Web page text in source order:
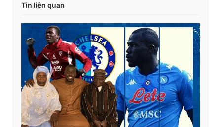
Tin liên quan